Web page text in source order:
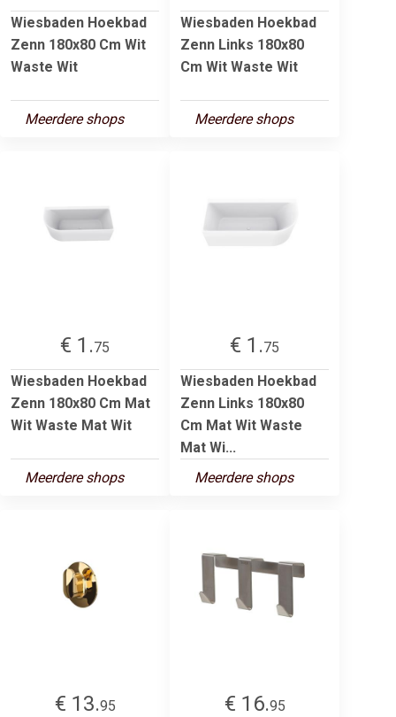
Wiesbaden Hoekbad
Zenn 180x80 Cm Wit
Waste Wit
Meerdere shops
Wiesbaden Hoekbad
Zenn Links 180x80
Cm Wit Waste Wit
Meerdere shops
€ 1.75
Wiesbaden Hoekbad
Zenn 180x80 Cm Mat
Wit Waste Mat Wit
Meerdere shops
€ 1.75
Wiesbaden Hoekbad
Zenn Links 180x80
Cm Mat Wit Waste
Mat Wi...
Meerdere shops
€ 13.95
€ 16.95